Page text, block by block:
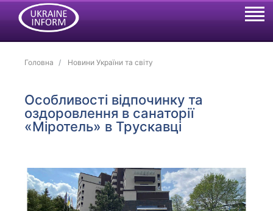
Головна Новини України та світу
Особливості відпочинку та
оздоровлення в санаторії
«Міротель» в Трускавці